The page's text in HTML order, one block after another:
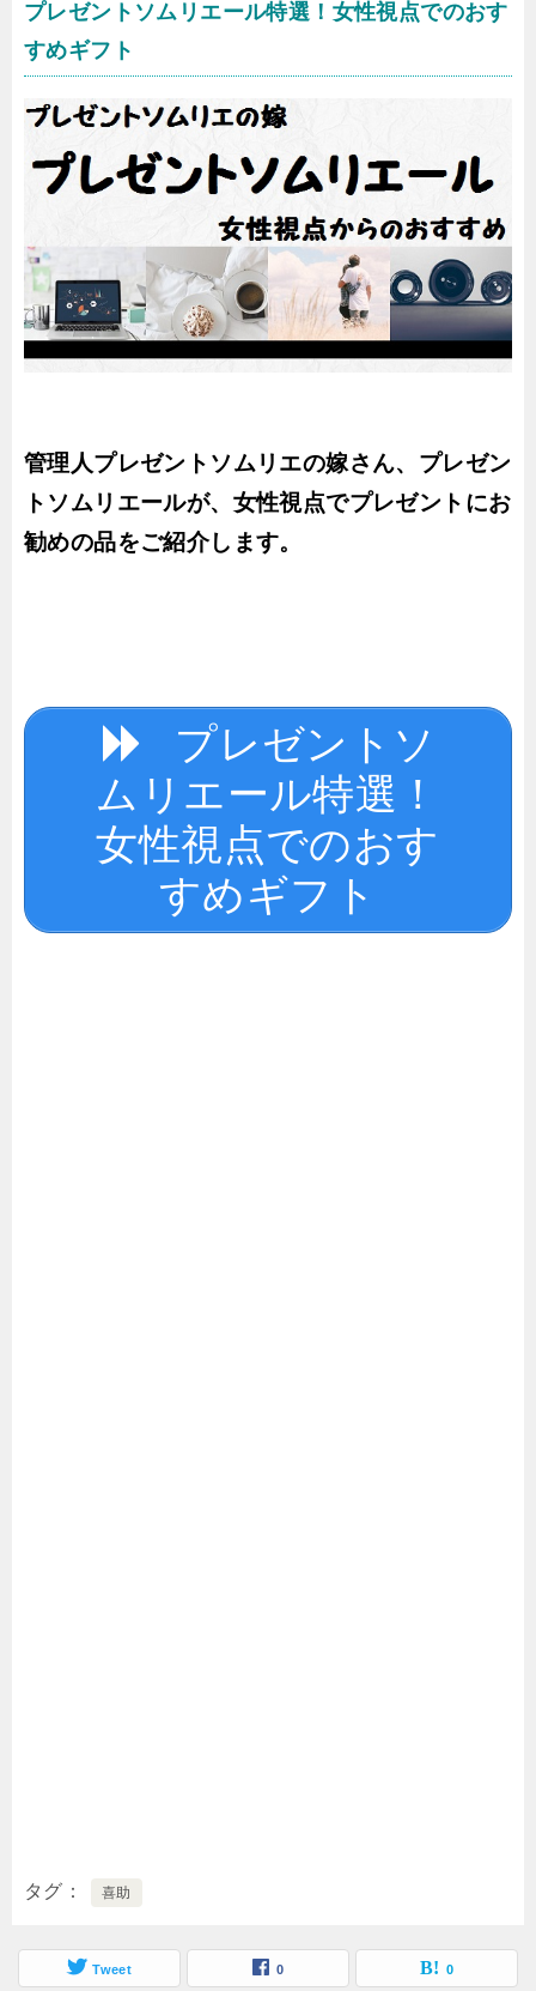
プレゼントソムリエール特選！女性視点でのおす
すめギフト
管理人プレゼントソムリエの嫁さん、プレゼン
トソムリエールが、女性視点でプレゼントにお
勧めの品をご紹介します。
プレゼントソ
ムリエール特選！
女性視点でのおす
すめギフト
タグ 喜助
Tweet 0 0